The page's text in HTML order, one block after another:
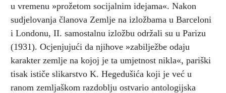
u vremenu »prožetom socijalnim idejama«. Nakon
sudjelovanja članova Zemlje na izložbama u Barceloni
i Londonu, II. samostalnu izložbu održali su u Parizu
(1931). Ocjenjujući da njihove »zabilježbe odaju
karakter zemlje na kojoj je ta umjetnost nikla«, pariški
tisak ističe slikarstvo K. Hegedušića koji je već u
ranom zemljaškom razdoblju ostvario antologijska